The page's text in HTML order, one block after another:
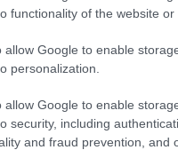
functionality of the website or
allow Google to enable
personalization.
allow Google to enable
security, including
and fraud prevention, and
στο ΝΒΑ ο
πόντους (58% στο
και 1.4 ασίστ ανά
κανονικών